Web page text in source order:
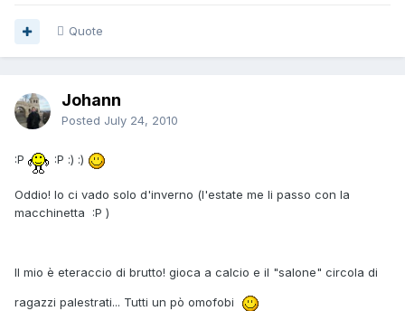
Quote
Johann
Posted July 24, 2010
:P :P :) :)
Oddio! Io ci vado solo d'inverno (l'estate me li passo con la
macchinetta :P )
Il mio è eteraccio di brutto! gioca a calcio e il "salone" circola di
ragazzi palestrati... Tutti un pò omofobi